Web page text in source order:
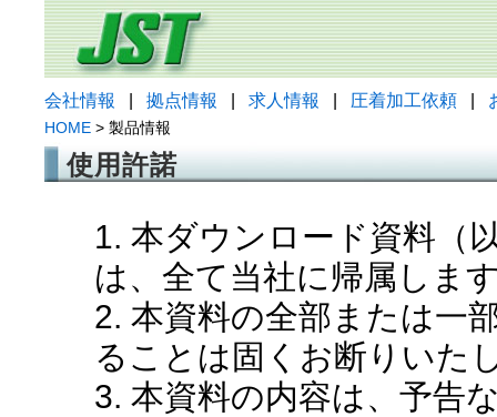
会社情報 拠点情報 求人情報 圧着加工依頼
HOME > 製品情報
使用許諾
1. 本ダウンロード資料（
は、全て当社に帰属しま
2. 本資料の全部または一
ることは固くお断りいた
3. 本資料の内容は、予告